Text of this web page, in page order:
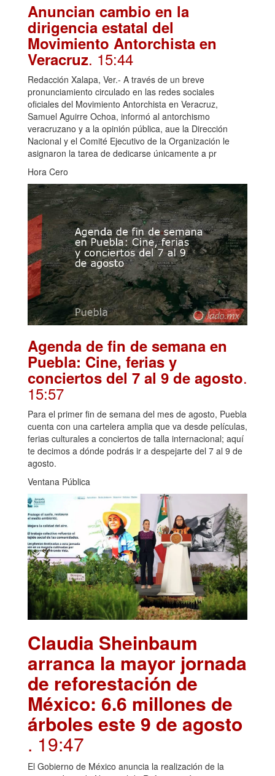
Anuncian cambio en la
dirigencia estatal del
Movimiento Antorchista en
Veracruz. 15:44
Redacción Xalapa, Ver.- A través de un breve
pronunciamiento circulado en las redes sociales
oficiales del Movimiento Antorchista en Veracruz,
Samuel Aguirre Ochoa, informó al antorchismo
veracruzano y a la opinión pública, aue la Dirección
Nacional y el Comité Ejecutivo de la Organización le
asignaron la tarea de dedicarse únicamente a pr
Hora Cero
Agenda de fin de semana en
Puebla: Cine, ferias y
conciertos del 7 al 9 de agosto.
15:57
Para el primer fin de semana del mes de agosto, Puebla
cuenta con una cartelera amplia que va desde películas,
ferias culturales a conciertos de talla internacional; aquí
te decimos a dónde podrás ir a despejarte del 7 al 9 de
agosto.
Ventana Pública
Claudia Sheinbaum
arranca la mayor jornada
de reforestación de
México: 6.6 millones de
árboles este 9 de agosto
. 19:47
El Gobierno de México anuncia la realización de la